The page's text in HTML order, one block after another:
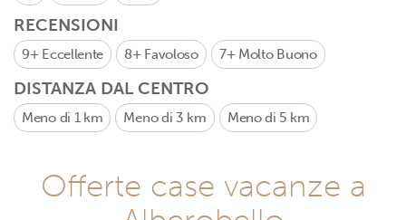
RECENSIONI
9+ Eccellente 8+ Favoloso 7+ Molto Buono
DISTANZA DAL CENTRO
Meno di 1 km Meno di 3 km Meno di 5 km
Offerte case vacanze a